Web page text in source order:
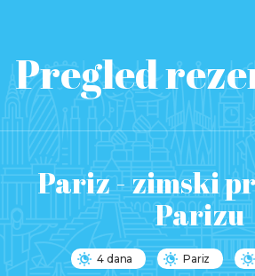
Pregled
Pariz - zimski
Parizu
4 dana Pariz